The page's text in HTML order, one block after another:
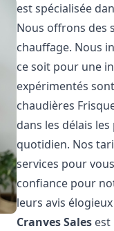
est spécialisée
Nous offrons des
chauffage. Nous
ce soit pour une
expérimentés
chaudières
dans les délais
quotidien. Nos
services pour
confiance pour
leurs avis
Cranves Sales